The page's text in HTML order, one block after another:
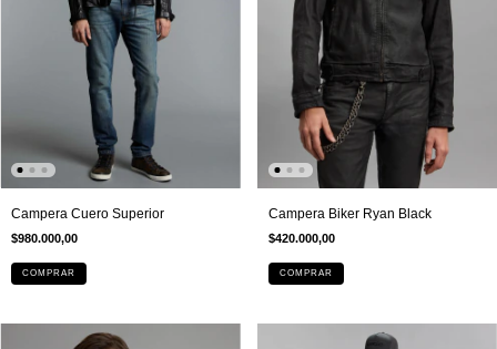
Campera Cuero Superior
$980.000,00
COMPRAR
Campera Biker Ryan Black
$420.000,00
COMPRAR